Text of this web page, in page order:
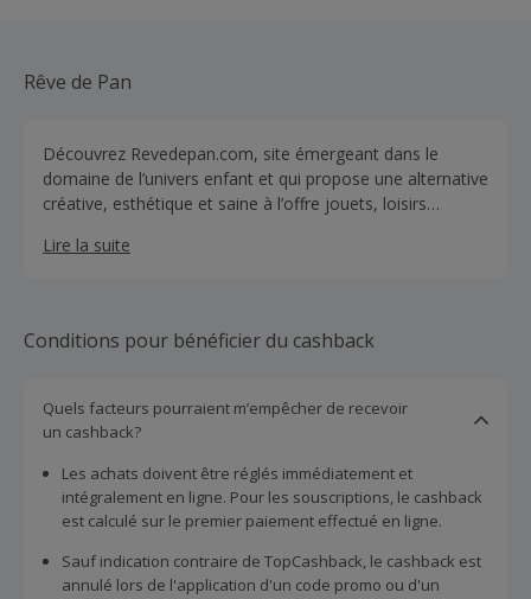
Rêve de Pan
Découvrez Revedepan.com, site émergeant dans le
domaine de l’univers enfant et qui propose une alternative
créative, esthétique et saine à l’offre jouets, loisirs
marché.
Lire la suite
Conditions pour bénéficier du cashback
Quels facteurs pourraient m’empêcher de recevoir
un cashback?
Les achats doivent être réglés immédiatement et
intégralement en ligne. Pour les souscriptions, le cashback
est calculé sur le premier paiement effectué en ligne.
Sauf indication contraire de TopCashback, le cashback est
annulé lors de l'application d'un code promo ou d'un